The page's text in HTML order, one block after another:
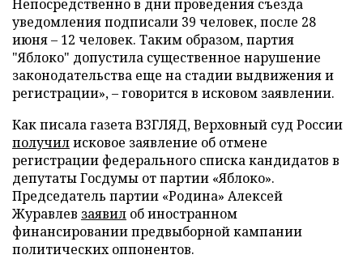
Непосредственно в дни проведения съезда
уведомления подписали 39 человек, после 28
июня – 12 человек. Таким образом, партия
"Яблоко" допустила существенное нарушение
законодательства еще на стадии выдвижения и
регистрации», – говорится в исковом заявлении.
Как писала газета ВЗГЛЯД, Верховный суд России
получилисковое заявление об отмене
регистрации федерального списка кандидатов в
депутаты Госдумы от партии «Яблоко».
Председатель партии «Родина» Алексей
Журавлев заявил об иностранном
финансировании предвыборной кампании
политических оппонентов.